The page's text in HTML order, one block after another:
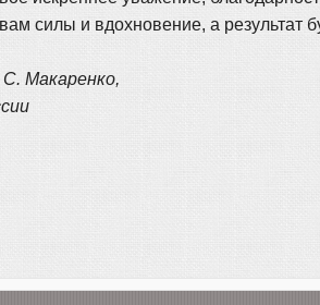
силы и вдохновение, а
Макаренко,